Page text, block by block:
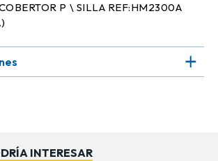
P \ SILLA REF:HM2300A
INTERESAR